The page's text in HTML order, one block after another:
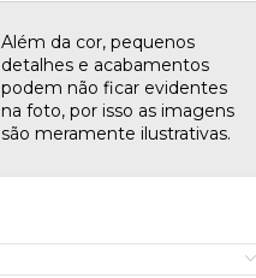
Além da cor, pequenos
detalhes e acabamentos
podem não ficar evidentes
na foto, por isso as imagens
são meramente ilustrativas.